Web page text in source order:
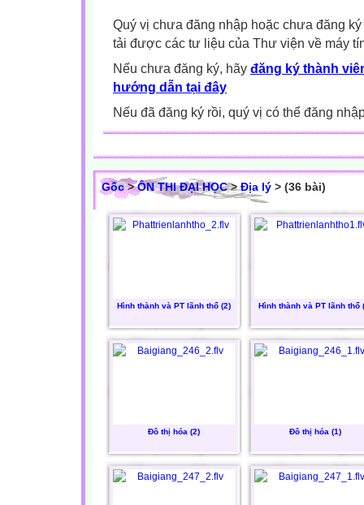
Quý vị chưa đăng nhập hoặc chưa đăng
tải được các tư liệu của Thư viện về máy
Nếu chưa đăng ký, hãy đăng ký thành
hướng dẫn tại đây
Nếu đã đăng ký rồi, quý vị có thể đăng
Gốc>ÔN THI ĐẠI HỌC>Địa lý > (36 bài)
Hình thành và PT lãnh thổ (2) Hình thành và PT lãnh thổ
Đô thị hóa (2) Đô thị hóa (1)